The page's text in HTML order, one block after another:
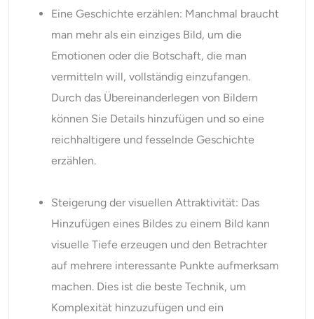
Eine Geschichte erzählen: Manchmal braucht
man mehr als ein einziges Bild, um die
Emotionen oder die Botschaft, die man
vermitteln will, vollständig einzufangen.
Durch das Übereinanderlegen von Bildern
können Sie Details hinzufügen und so eine
reichhaltigere und fesselnde Geschichte
erzählen.
Steigerung der visuellen Attraktivität: Das
Hinzufügen eines Bildes zu einem Bild kann
visuelle Tiefe erzeugen und den Betrachter
auf mehrere interessante Punkte aufmerksam
machen. Dies ist die beste Technik, um
Komplexität hinzuzufügen und ein